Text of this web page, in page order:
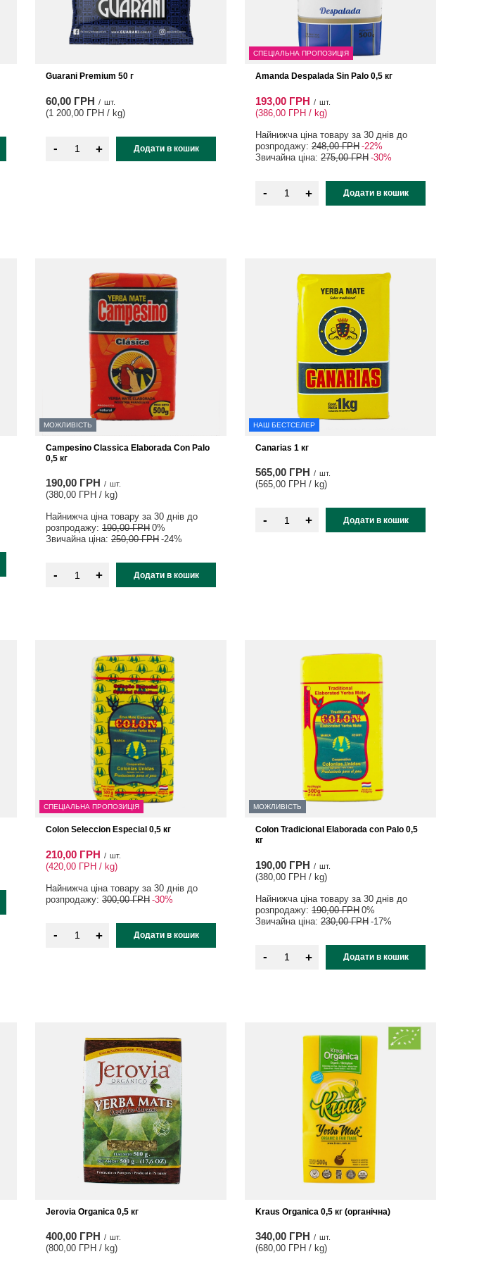
Guarani Premium 50 г
60,00 ГРН / шт.
(1 200,00 ГРН / kg)
- + Додати в кошик
СПЕЦІАЛЬНА ПРОПОЗИЦІЯ
Amanda Despalada Sin Palo 0,5 кг
193,00 ГРН / шт.
(386,00 ГРН / kg)
Найнижча ціна товару за 30 днів до
розпродажу: 248,00 ГРН -22%
Звичайна ціна: 275,00 ГРН -30%
- + Додати в кошик
МОЖЛИВІСТЬ
Campesino Classica Elaborada Con Palo
0,5 кг
190,00 ГРН / шт.
(380,00 ГРН / kg)
Найнижча ціна товару за 30 днів до
розпродажу: 190,00 ГРН 0%
Звичайна ціна: 250,00 ГРН -24%
- + Додати в кошик
НАШ БЕСТСЕЛЕР
Canarias 1 кг
565,00 ГРН / шт.
(565,00 ГРН / kg)
- + Додати в кошик
СПЕЦІАЛЬНА ПРОПОЗИЦІЯ
Colon Seleccion Especial 0,5 кг
210,00 ГРН / шт.
(420,00 ГРН / kg)
Найнижча ціна товару за 30 днів до
розпродажу: 300,00 ГРН -30%
- + Додати в кошик
МОЖЛИВІСТЬ
Colon Tradicional Elaborada con Palo 0,5
кг
190,00 ГРН / шт.
(380,00 ГРН / kg)
Найнижча ціна товару за 30 днів до
розпродажу: 190,00 ГРН 0%
Звичайна ціна: 230,00 ГРН -17%
- + Додати в кошик
Jerovia Organica 0,5 кг
400,00 ГРН / шт.
(800,00 ГРН / kg)
Kraus Organica 0,5 кг (органічна)
340,00 ГРН / шт.
(680,00 ГРН / kg)